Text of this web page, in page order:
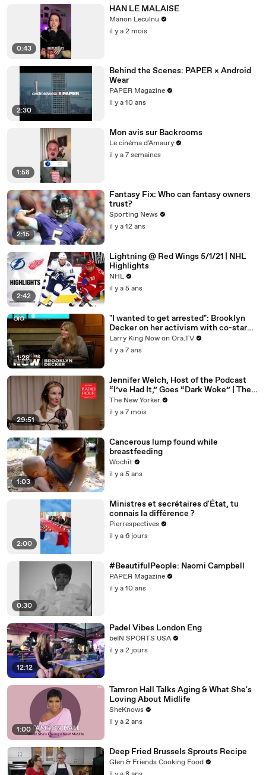
0:43
HAN LE MALAISE
Manon Leculnu
il y a 2 mois
2:30
Behind the Scenes: PAPER × Android
Wear
PAPER Magazine
il y a 10 ans
1:58
Mon avis sur Backrooms
Le cinéma d'Amaury
il y a 7 semaines
2:15
Fantasy Fix: Who can fantasy owners
trust?
Sporting News
il y a 12 ans
2:42
Lightning @ Red Wings 5/1/21 | NHL
Highlights
NHL
il y a 5 ans
1:28
"I wanted to get arrested": Brooklyn
Decker on her activism with co-star
Jane Fonda
Larry King Now on Ora.TV
il y a 7 ans
29:51
Jennifer Welch, Host of the Podcast
“I’ve Had It,” Goes “Dark Woke” | The
New Yorker Interview
The New Yorker
il y a 7 mois
1:03
Cancerous lump found while
breastfeeding
Wochit
il y a 5 ans
2:00
Ministres et secrétaires d'État, tu
connais la différence ?
Pierrespectives
il y a 6 jours
0:30
#BeautifulPeople: Naomi Campbell
PAPER Magazine
il y a 10 ans
12:12
Padel Vibes London Eng
beIN SPORTS USA
il y a 2 jours
1:00
Tamron Hall Talks Aging & What She's
Loving About Midlife
SheKnows
il y a 2 ans
Deep Fried Brussels Sprouts Recipe
Glen & Friends Cooking Food